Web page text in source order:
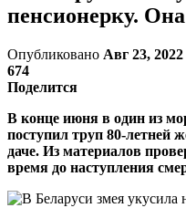
пенсионерку.
Опубликовано Авг 23, 2022
674
Поделится
В конце июня в один из
поступил труп 80-летней
даче. Из материалов
время до наступления